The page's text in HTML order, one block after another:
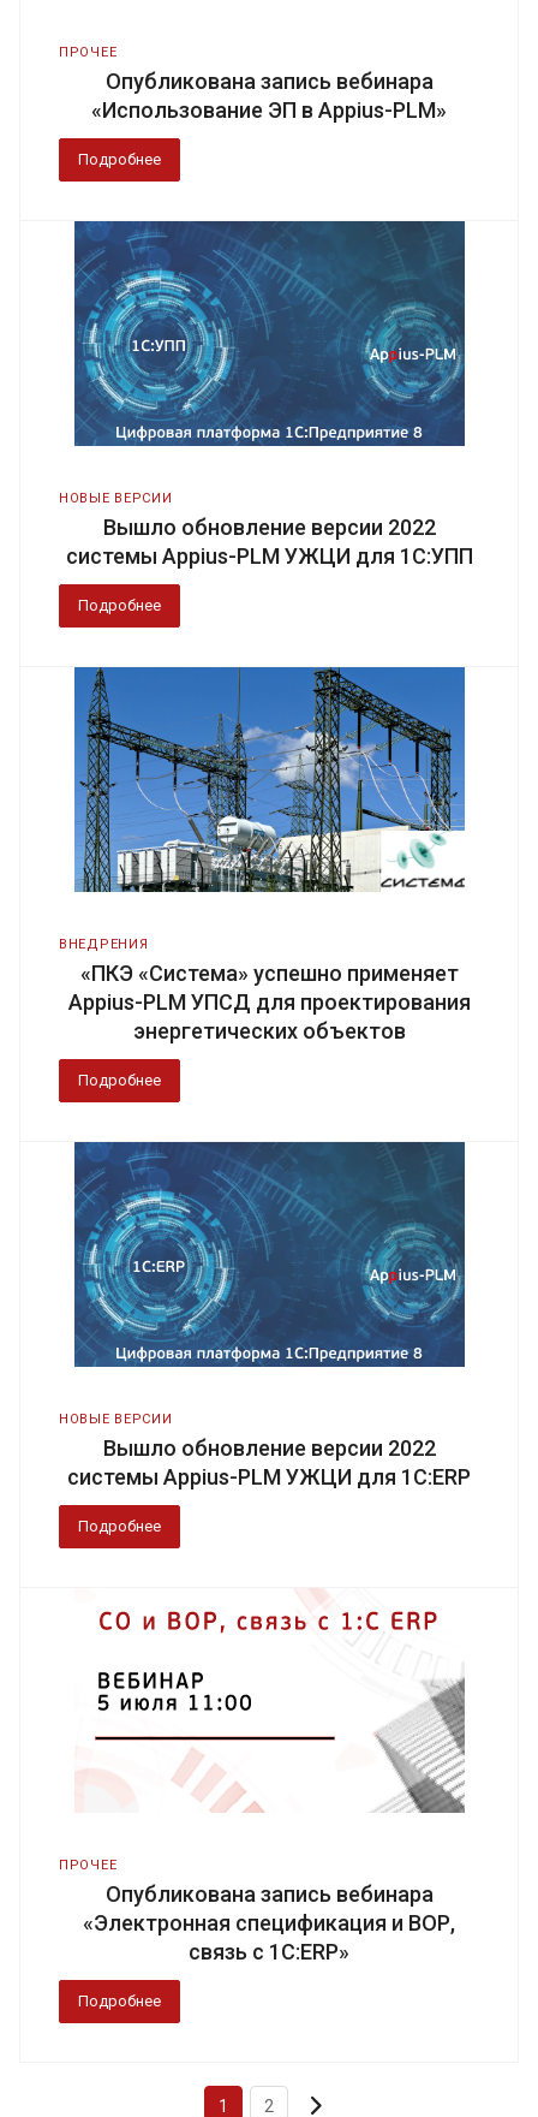
ПРОЧЕЕ
Опубликована запись вебинара
«Использование ЭП в Appius-PLM»
Подробнее
НОВЫЕ ВЕРСИИ
Вышло обновление версии 2022
системы Appius-PLM УЖЦИ для 1С:УПП
Подробнее
ВНЕДРЕНИЯ
«ПКЭ «Система» успешно применяет
Appius-PLM УПСД для проектирования
энергетических объектов
Подробнее
НОВЫЕ ВЕРСИИ
Вышло обновление версии 2022
системы Appius-PLM УЖЦИ для 1С:ERP
Подробнее
ПРОЧЕЕ
Опубликована запись вебинара
«Электронная спецификация и ВОР,
связь с 1С:ERP»
Подробнее
1 2